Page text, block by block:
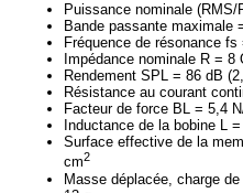
Puissance nominale (RMS/
Bande passante maximale
Fréquence de résonance fs
Impédance nominale R = 8
Rendement SPL = 86 dB
Résistance au courant
Facteur de force BL = 5,4
Inductance de la bobine L
Surface effective de la
cm2
Masse déplacée, charge